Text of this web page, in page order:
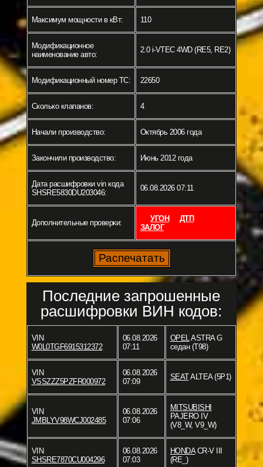
Максимум мощности в кВт: 110
Модификационное
наименование авто:
2.0 i-VTEC 4WD (RE5, RE2)
Модификационный номер ТС: 22650
Сколько клапанов: 4
Начали производство: Октябрь 2006 года
Закончили производство: Июнь 2012 года
Дата расшифровки vin кода
SHSRE5830DU203046:
06.08.2026 07:11
Дополнительные проверки: УГОН
ДТП
ЗАЛОГ
Последние запрошенные
расшифровки ВИН кодов:
VIN
W0L0TGF6915312372
06.08.2026
07:11
OPEL ASTRA G
седан (T98)
VIN
VSSZZZ5PZFR000972
06.08.2026
07:09
SEATALTEA (5P1)
VIN
JMBLYV98WCJ002485
06.08.2026
07:06
MITSUBISHI
PAJERO IV
(V8_W, V9_W)
VIN
SHSRE7870CU004296
06.08.2026
07:03
HONDACR-V III
(RE_)